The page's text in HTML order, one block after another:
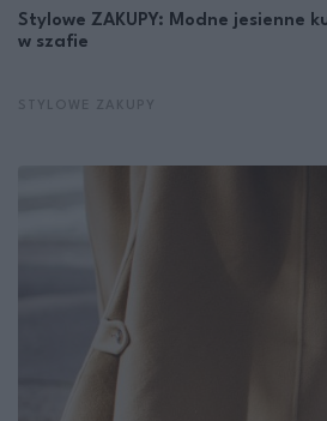
Stylowe ZAKUPY: Modne jesienne
w szafie